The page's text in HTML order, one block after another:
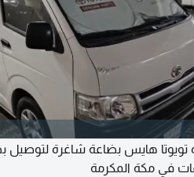
تويوتا هايس بضاعة شاغرة لتوصيل
في مكة المكرمة